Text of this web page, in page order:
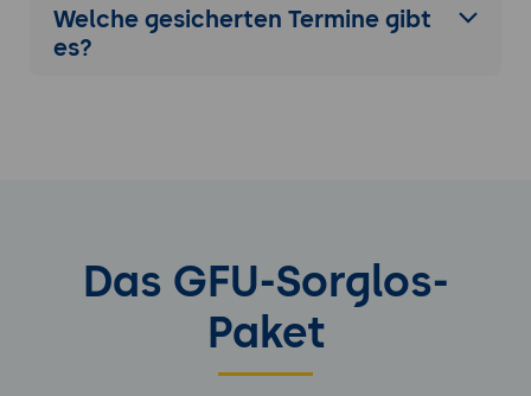
Welche gesicherten Termine gibt
es?
Das GFU-Sorglos-
Paket